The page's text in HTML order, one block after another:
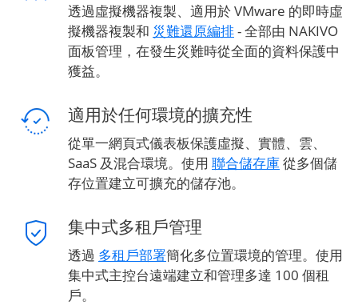
透過虛擬機器複製、適用於 VMware 的即時虛
擬機器複製和 災難還原編排- 全部由 NAKIVO
面板管理，在發生災難時從全面的資料保護中
獲益。
適用於任何環境的擴充性
從單一網頁式儀表板保護虛擬、實體、雲、
SaaS 及混合環境。使用 聯合儲存庫從多個儲
存位置建立可擴充的儲存池。
集中式多租戶管理
透過 多租戶部署簡化多位置環境的管理。使用
集中式主控台遠端建立和管理多達 100 個租
戶。